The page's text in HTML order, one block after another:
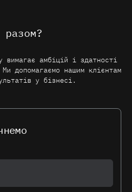
разом?
вимагає амбіцій і здатності
допомагаємо нашим клієнтам
у бізнесі.